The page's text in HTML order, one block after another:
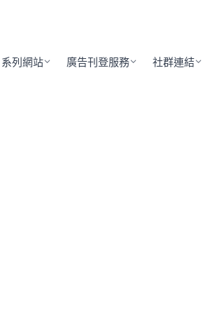
系列網站 廣告刊登服務 社群連結